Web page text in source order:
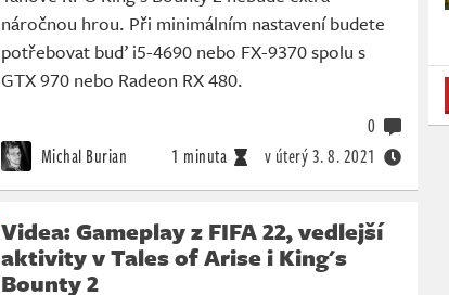
náročnou hrou. Při minimálním nastavení budete
potřebovat buď i5-4690 nebo FX-9370 spolu s
GTX 970 nebo Radeon RX 480.
Michal Burian 1 minuta v úterý3. 8. 2021
0
Videa: Gameplay z FIFA 22, vedlejší
aktivity v Tales of Arise i King's
Bounty 2